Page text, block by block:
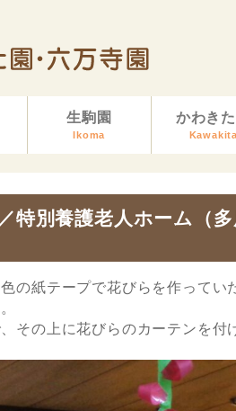
生駒園
Ikoma
かわき
Kawakita
特別養護老人ホーム（
の紙テープで花びらを作ってい
その上に花びらのカーテンを付